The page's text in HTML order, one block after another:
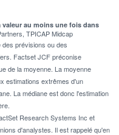
au moins une fois dans
TPICAP Midcap
prévisions ou des
Factset JCF préconise
de la moyenne. La moyenne
estimations extrêmes d'un
La médiane est donc l'estimation
Research Systems Inc et
d'analystes. Il est rappelé qu'en